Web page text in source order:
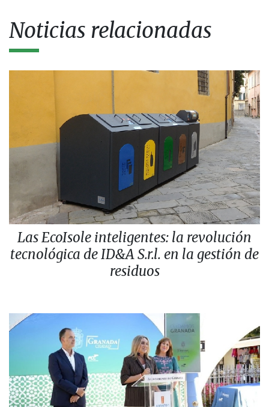
Noticias relacionadas
Las EcoIsole inteligentes: la revolución
tecnológica de ID&A S.r.l. en la gestión de
residuos